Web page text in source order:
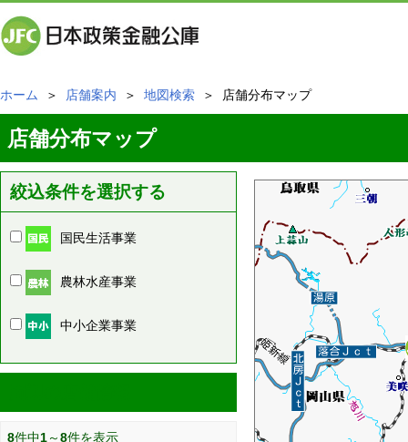
ホーム ＞ 店舗案内 ＞ 地図検索 ＞ 店舗分布マップ
店舗分布マップ
絞込条件を選択する
国民生活事業
農林水産事業
中小企業事業
8件中1～8件を表示